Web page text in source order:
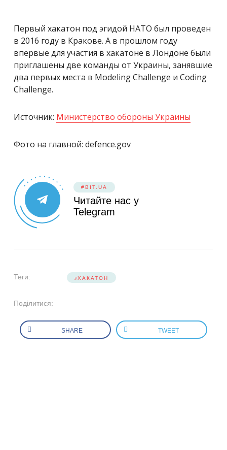
Первый хакатон под эгидой НАТО был проведен
в 2016 году в Кракове. А в прошлом году
впервые для участия в хакатоне в Лондоне были
приглашены две команды от Украины, занявшие
два первых места в Modeling Challenge и Coding
Challenge.
Источник: Министерство обороны Украины
Фото на главной: defence.gov
#BIT.UA
Читайте нас у
Telegram
Теги: ХАКАТОН
Поділитися:
SHARE TWEET